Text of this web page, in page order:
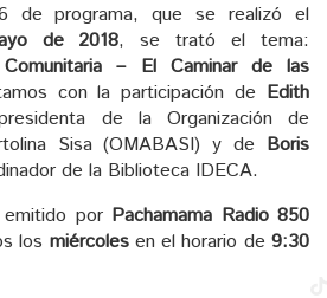
de programa, que se realizó el
de 2018, se trató el tema:
Comunitaria – El Caminar de las
con la participación de Edith
de la Organización de
Sisa (OMABASI) y de Boris
de la Biblioteca IDECA.
por Pachamama Radio 850
los miércolesen el horario de9:30